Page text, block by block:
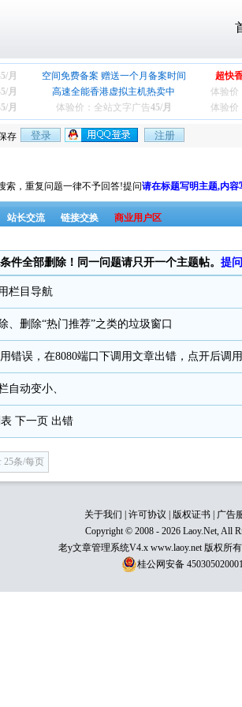
月 空间免费备案 赠送一个月备案时间 超快
月 高速全能香港虚拟主机热卖中 体验价
月 体验价：全站文字广告45/月 体验价
存
索，重复问题一律不予回答!提问请在标题写明主题,内
站长交流 链接交换
商业用户区
件全部删除！同一问题请只开一个主题帖。 提
栏目导航
、删除“热门推荐”之类的垃圾窗口
用错误，在8080端口下调用文章出错，点开后调
自动变小、
下一页 出错
25条/每页
关于我们 许可协议 版权证书 广告
Copyright © 2008 - 2026 Laoy.Net, All
老y文章管理系统V4.x www.laoy.net 版权所有
桂公网安备